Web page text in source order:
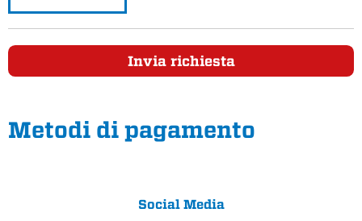
Invia richiesta
Metodi di pagamento
Social Media